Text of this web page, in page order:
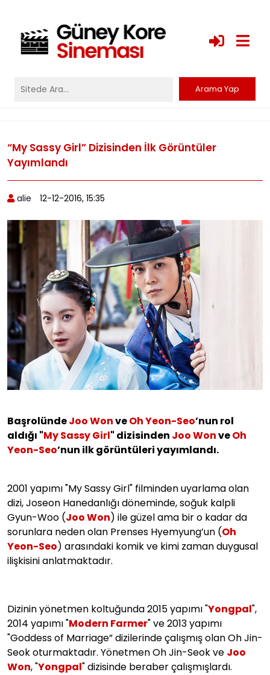
“My Sassy Girl” Dizisinden İlk Görüntüler
Yayımlandı
alie 12-12-2016, 15:35
BaşrolündeJoo WonveOh Yeon-Seo’nun rol
aldığı "My Sassy Girl" dizisinden Joo WonveOh
Yeon-Seo’nun ilk görüntüleri yayımlandı.
2001 yapımı "My Sassy Girl" filminden uyarlama olan
dizi, Joseon Hanedanlığı döneminde, soğuk kalpli
Gyun-Woo (Joo Won) ile güzel ama bir o kadar da
sorunlara neden olan Prenses Hyemyung’un (Oh
Yeon-Seo) arasındaki komik ve kimi zaman duygusal
ilişkisini anlatmaktadır.
Dizinin yönetmen koltuğunda 2015 yapımı "Yongpal",
2014 yapımı "Modern Farmer" ve 2013 yapımı
"Goddess of Marriage” dizilerinde çalışmış olan Oh Jin-
Seok oturmaktadır. Yönetmen Oh Jin-Seok ve Joo
Won, "Yongpal" dizisinde beraber çalışmışlardı.